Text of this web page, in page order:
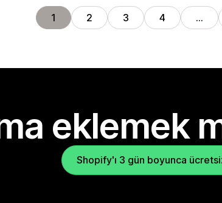
1 2 3 4 …
eklemek
Shopify'ı 3 gün boyunca